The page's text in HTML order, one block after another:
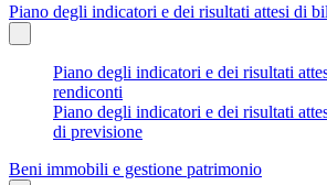
Piano degli indicatori e dei risultati attesi di
Piano degli indicatori e dei risultati
rendiconti
Piano degli indicatori e dei risultati
di previsione
Beni immobili e gestione patrimonio